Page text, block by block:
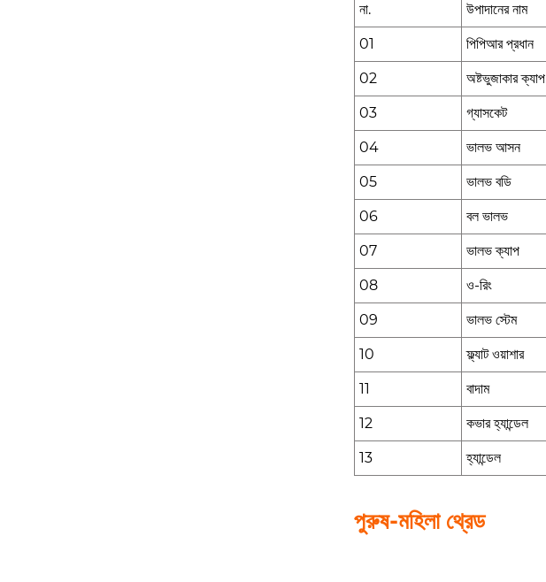
না. উপাদানের নাম
01 পিপিআর প্রধান
02 অষ্টভুজাকার ক্যাপ
03 গ্যাসকেট
04 ভালভ আসন
05 ভালভ বডি
06 বল ভালভ
07 ভালভ ক্যাপ
08 ও-রিং
09 ভালভ স্টেম
10 ফ্ল্যাট ওয়াশার
11 বাদাম
12 কভার হ্যান্ডেল
13 হ্যান্ডেল
পুরুষ-মহিলা থ্রেড